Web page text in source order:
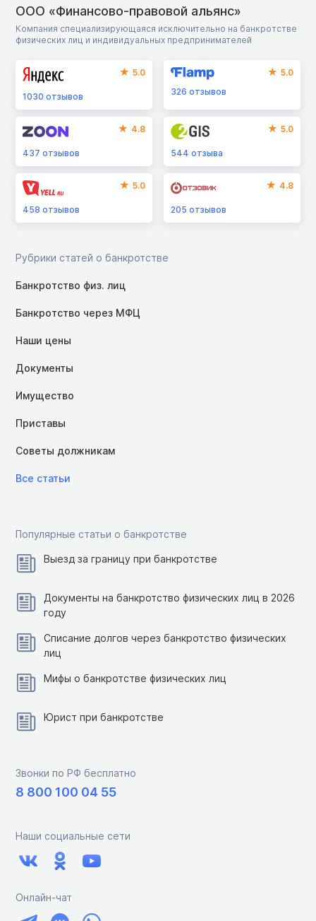
ООО «Финансово-правовой альянс»
Компания специализирующаяся исключительно на банкротстве
физических лиц и индивидуальных предпринимателей
5.0
1030 отзывов
5.0
326отзывов
4.8
437 отзывов
5.0
544отзыва
5.0
458 отзывов
4.8
205отзывов
Рубрики статей о банкротстве
Банкротство физ. лиц
Банкротство через МФЦ
Наши цены
Документы
Имущество
Приставы
Советы должникам
Все статьи
Популярные статьи о банкротстве
Выезд за границу при банкротстве
Документы на банкротство физических лиц в 2026
году
Списание долгов через банкротство физических
лиц
Мифы о банкротстве физических лиц
Юрист при банкротстве
Звонки по РФ бесплатно
8 800 100 04 55
Наши социальные сети
Онлайн-чат